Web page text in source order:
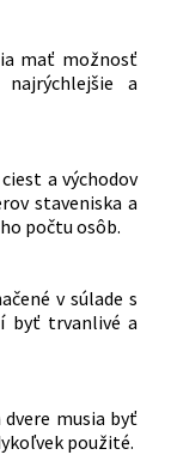
mať možnosť
a
a východov
staveniska a
počtu osôb.
v súlade s
byť trvanlivé a
dvere musia byť
použité.